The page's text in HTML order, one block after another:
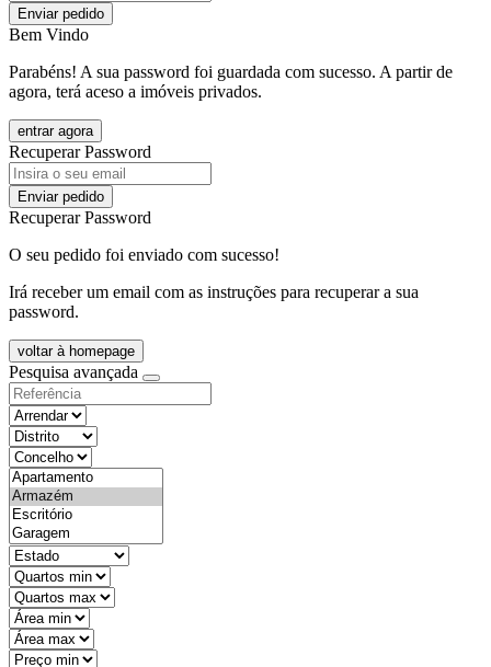
Enviar pedido
Bem Vindo
Parabéns! A sua password foi guardada com sucesso. A partir de
agora, terá aceso a imóveis privados.
entrar agora
Recuperar Password
Enviar pedido
Recuperar Password
O seu pedido foi enviado com sucesso!
Irá receber um email com as instruções para recuperar a sua
password.
voltar à homepage
Pesquisa avançada
objective
districtId
countyId
types
state
mintypo
maxtypo
minarea
maxarea
minprice